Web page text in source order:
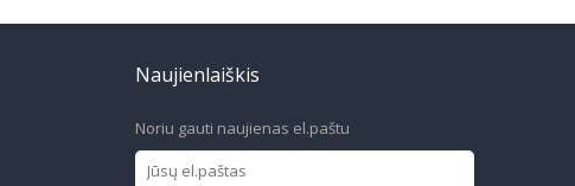
Naujienlaiškis
Noriu gauti naujienas el.paštu